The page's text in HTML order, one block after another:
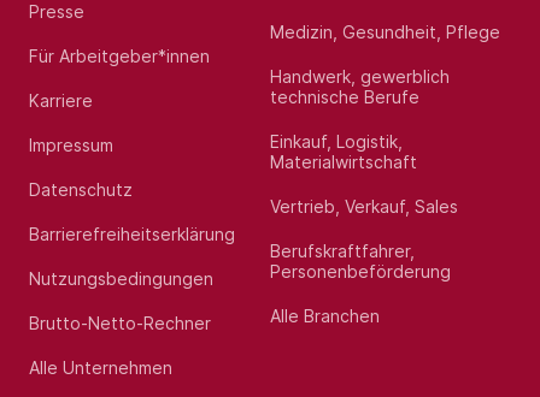
Presse
Für Arbeitgeber*innen
Karriere
Impressum
Datenschutz
Barrierefreiheitserklärung
Nutzungsbedingungen
Brutto-Netto-Rechner
Alle Unternehmen
Medizin, Gesundheit, Pflege
Handwerk, gewerblich
technische Berufe
Einkauf, Logistik,
Materialwirtschaft
Vertrieb, Verkauf, Sales
Berufskraftfahrer,
Personenbeförderung
Alle Branchen